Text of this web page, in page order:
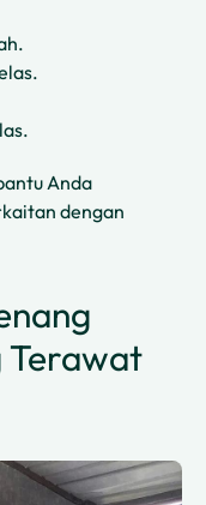
Anda
dengan
Terawat